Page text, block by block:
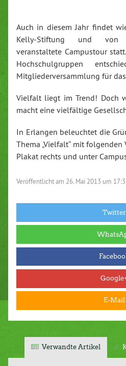
Auch in diesem Jahr findet
Kelly-Stiftung und von
veranstaltete Campustour
Hochschulgruppen
Mitgliederversammlung für
Vielfalt liegt im Trend! Doch
macht eine vielfältige
In Erlangen beleuchtet die
Thema „Vielfalt“ mit
Plakat rechts und unter
Veröffentlicht am 26. Mai 2013 um
Twitter
E-Mail
Verwandte Artikel